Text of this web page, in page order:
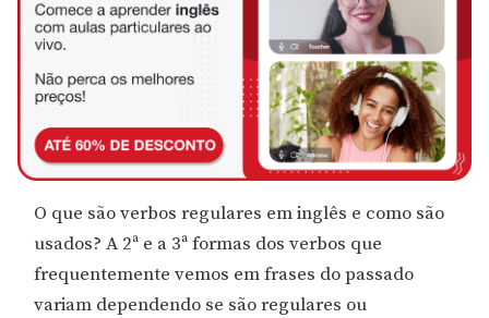
O que são verbos regulares em inglês e como são
usados? A 2ª e a 3ª formas dos verbos que
frequentemente vemos em frases do passado
variam dependendo se são regulares ou